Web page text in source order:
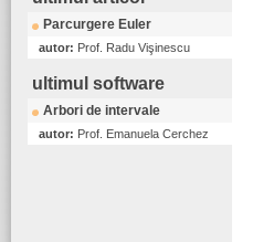
Parcurgere Euler
autor: Prof. Radu Vişinescu
ultimul software
Arbori de intervale
autor: Prof. Emanuela Cerchez